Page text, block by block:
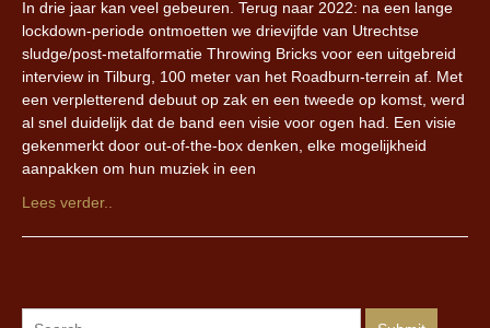
In drie jaar kan veel gebeuren. Terug naar 2022: na een lange
lockdown-periode ontmoetten we drievijfde van Utrechtse
sludge/post-metalformatie Throwing Bricks voor een uitgebreid
interview in Tilburg, 100 meter van het Roadburn-terrein af. Met
een verpletterend debuut op zak en een tweede op komst, werd
al snel duidelijk dat de band een visie voor ogen had. Een visie
gekenmerkt door out-of-the-box denken, elke mogelijkheid
aanpakken om hun muziek in een
Lees verder..